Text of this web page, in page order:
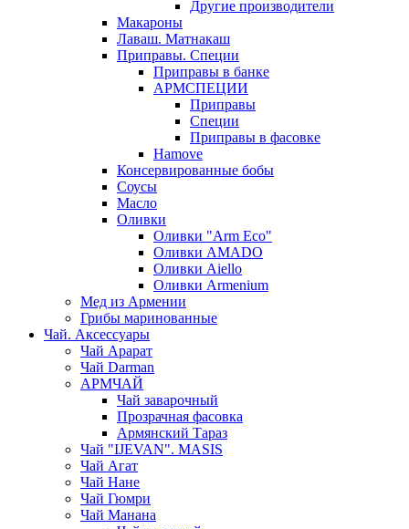
Другие производители
Макароны
Лаваш. Матнакаш
Приправы. Специи
Приправы в банке
АРМСПЕЦИИ
Приправы
Специи
Приправы в фасовке
Hamove
Консервированные бобы
Соусы
Масло
Оливки
Оливки "Arm Eco"
Оливки AMADO
Оливки Aiello
Оливки Armenium
Мед из Армении
Грибы маринованные
Чай. Аксессуары
Чай Арарат
Чай Darman
АРМЧАЙ
Чай заварочный
Прозрачная фасовка
Армянский Тараз
Чай "IJEVAN". MASIS
Чай Агат
Чай Нане
Чай Гюмри
Чай Манана